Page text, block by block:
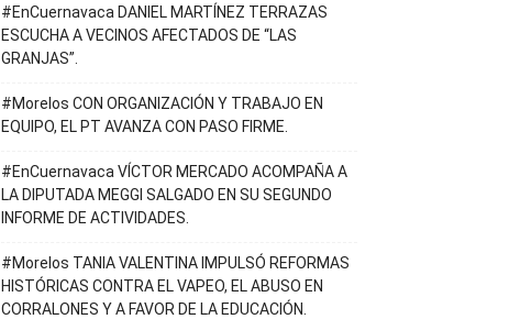
#EnCuernavaca DANIEL MARTÍNEZ TERRAZAS
ESCUCHA A VECINOS AFECTADOS DE “LAS
GRANJAS”.
#Morelos CON ORGANIZACIÓN Y TRABAJO EN
EQUIPO, EL PT AVANZA CON PASO FIRME.
#EnCuernavaca VÍCTOR MERCADO ACOMPAÑA A
LA DIPUTADA MEGGI SALGADO EN SU SEGUNDO
INFORME DE ACTIVIDADES.
#Morelos TANIA VALENTINA IMPULSÓ REFORMAS
HISTÓRICAS CONTRA EL VAPEO, EL ABUSO EN
CORRALONES Y A FAVOR DE LA EDUCACIÓN.